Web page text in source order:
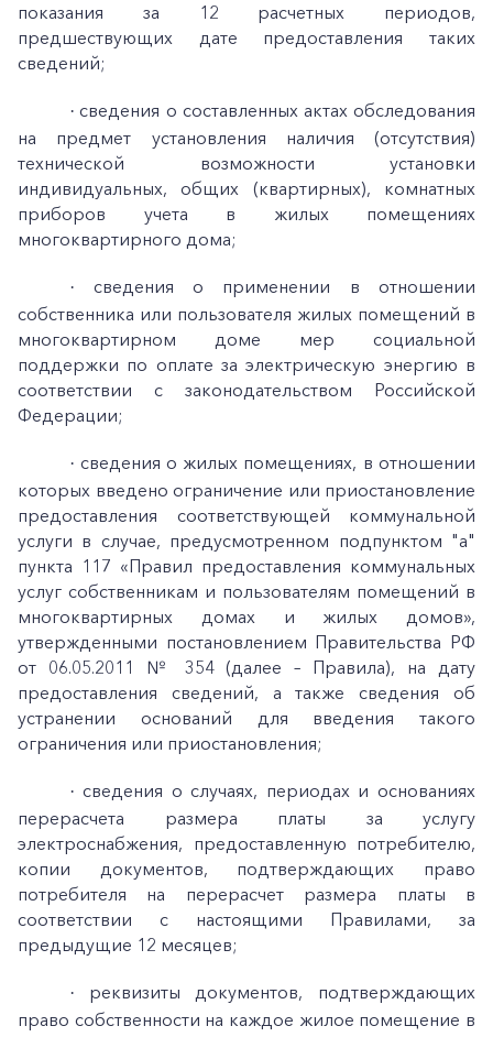
показания за 12 расчетных периодов,
предшествующих дате предоставления таких
сведений;
· сведения о составленных актах обследования
на предмет установления наличия (отсутствия)
технической возможности установки
индивидуальных, общих (квартирных), комнатных
приборов учета в жилых помещениях
многоквартирного дома;
·
сведения о применении в отношении
собственника или пользователя жилых помещений в
многоквартирном доме мер социальной
поддержки по оплате за электрическую энергию в
соответствии с законодательством Российской
Федерации;
· сведения о жилых помещениях, в отношении
которых введено ограничение или приостановление
предоставления соответствующей коммунальной
услуги в случае, предусмотренном подпунктом "а"
пункта 117 «Правил предоставления коммунальных
услуг собственникам и пользователям помещений в
многоквартирных домах и жилых домов»,
утвержденными постановлением Правительства РФ
от 06.05.2011 № 354 (далее – Правила), на дату
предоставления сведений, а также сведения об
устранении оснований для введения такого
ограничения или приостановления;
· сведения о случаях, периодах и основаниях
перерасчета размера платы за услугу
электроснабжения, предоставленную потребителю,
копии документов, подтверждающих право
потребителя на перерасчет размера платы в
соответствии с настоящими Правилами, за
предыдущие 12 месяцев;
·
реквизиты документов, подтверждающих
право собственности на каждое жилое помещение в